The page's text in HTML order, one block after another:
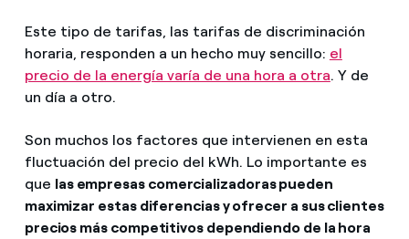
Este tipo de tarifas, las tarifas de discriminación
horaria, responden a un hecho muy sencillo: el
precio de la energía varía de una hora a otra. Y de
un día a otro.
Son muchos los factores que intervienen en esta
fluctuación del precio del kWh. Lo importante es
que las empresas comercializadoras pueden
maximizar estas diferencias y ofrecer a sus clientes
precios más competitivos dependiendo de la hora